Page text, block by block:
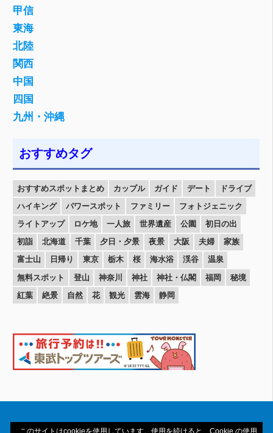
甲信
東海
北陸
関西
中国
四国
九州・沖縄
おすすめタグ
おすすめスポットまとめ カップル ガイド デート
ドライブ
ハイキング
パワースポット ファミリー
フォトジェニック
ライトアップ
ロケ地 一人旅 世界遺産 公園
初日の出
初詣
北海道 千葉 夕日・夕景 夜景 大阪 夫婦
家族
富士山
日帰り 東京 栃木 桜 海水浴 渓谷
温泉
無料スポット
登山 神奈川 神社 神社・仏閣 福岡
秘境
紅葉
絶景 自然 花 観光 雲海 静岡